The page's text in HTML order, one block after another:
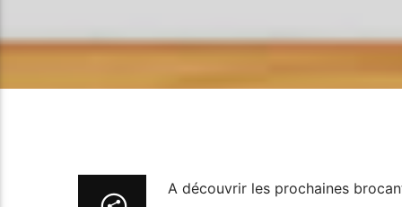
A découvrir les prochaines